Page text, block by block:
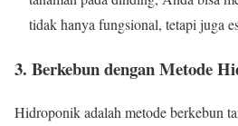
tidak hanya fungsional, tetapi juga
3. Berkebun dengan Metode
Hidroponik adalah metode berkebun